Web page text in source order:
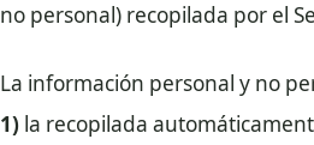
no personal) recopilada por el
La información personal y no
1) la recopilada